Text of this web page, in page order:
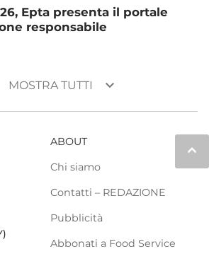
Epta presenta il portale
responsabile
MOSTRA TUTTI keyboard_arrow_down
keyboard_arrow_up
ABOUT
Chi siamo
Contatti – REDAZIONE
Pubblicità
Abbonati a Food Service